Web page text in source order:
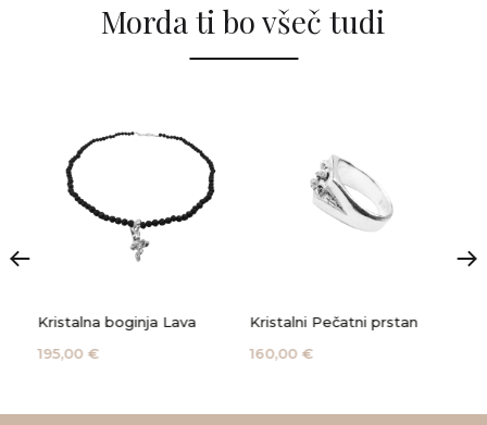
Morda ti bo všeč tudi
Kristalna boginja Lava
195,00 €
Kristalni Pečatni prstan
160,00 €